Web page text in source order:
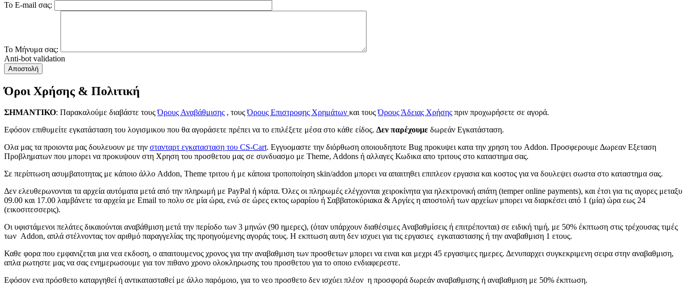
Το E-mail σας:
Το Μήνυμα σας:
Anti-bot validation
Αποστολή
Όροι Χρήσης & Πολιτική
ΣΗΜΑΝΤΙΚΟ: Παρακαλούμε διαβάστε τουςΌρους Αναβάθμισης , τουςΌρους Επιστροφης Χρημάτων και τουςΌρους Άδειας Χρήσης πριν προχωρήσετε σε αγορά.
Εφόσον επιθυμείτε εγκατάσταση του λογισμικου που θα αγοράσετε πρέπει να το επιλέξετε μέσα στο κάθε είδος. Δεν παρέχουμε δωρεάν Εγκατάσταση.
Ολα μας τα προιοντα μας δουλευουν με την στανταρτ εγκατασταση του CS-Cart. Εγγυομαστε την διόρθωση οποιουδηποτε Bug προκυψει κατα την χρηση του Addon. Προσφερουμε Δωρεαν Εξεταση
Προβληματων που μπορει να προκυψουν στη Χρηση του προσθετου μας σε συνδυασμο με Theme, Addons ή αλλαγες Κωδικα απο τριτους στο καταστημα σας.
Σε περίπτωση ασυμβατοτητας με κάποιο άλλο Addon, Theme τριτου ή με κάποια τροποπoίηση skin/addon μπορει να απαιτηθει επιπλεον εργασια και κοστος για να δουλεψει σωστα στο καταστημα σας.
Δεν ελευθερωνονται τα αρχεία αυτόματα μετά από την πληρωμή με PayPal ή κάρτα. Όλες οι πληρωμές ελέγχονται χειροκίνητα για ηλεκτρονική απάτη (temper online payments), και έτσι για τις αγορες μεταξυ
09.00 και 17.00 λαμβάνετε τα αρχεία με Email το πολυ σε μία ώρα, ενώ σε ώρες εκτος ωραρίου ή Σαββατοκύριακα & Αργίες η αποστολή των αρχείων μπορει να διαρκέσει από 1 (μία) ώρα εως 24
(εικοσιτεσσερις).
Οι υφιστάμενοι πελάτες δικαιούνται αναβάθμιση μετά την περίοδο των 3 μηνών (90 ημερες), (όταν υπάρχουν διαθέσιμες Αναβαθμίσεις ή επιτρέπονται) σε ειδική τιμή, με 50% έκπτωση στις τρέχουσας τιμές
των Addon, απλά στέλνοντας τον αριθμό παραγγελίας της προηγούμενης αγοράς τους. H εκπτωση αυτη δεν ισχυει για τις εργασιες εγκαταστασης ή την αναβαθμιση 1 ετους.
Καθε φορα που εμφανιζεται μια νεα εκδοση, ο απαιτουμενος χρονος για την αναβαθμιση των προσθετων μπορει να ειναι και μεχρι 45 εργασιμες ημερες. Δενυπαρχει συγκεκριμενη σειρα στην αναβαθμιση,
απλα ρωτηστε μας να σας ενημερωσουμε για τον πιθανο χρονο ολοκληρωσης του προσθετου για το οποιο ενδιαφερεστε.
Εφόσον ενα πρόσθετο καταργηθεί ή αντικατασταθεί με άλλο παρόμοιο, για το νεο προσθετο δεν ισχύει πλέον η προσφορά δωρεάν αναβαθμισης ή αναβαθμιση με 50% έκπτωση.